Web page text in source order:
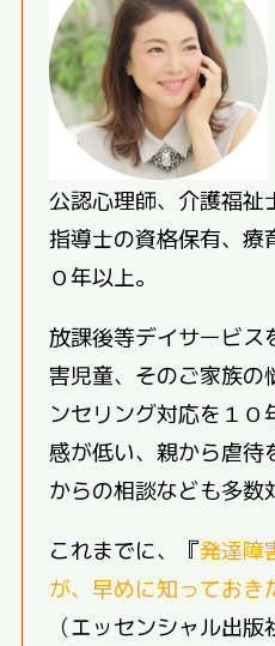
公認心理師、介護福祉
指導士の資格保有、療
０年以上。
放課後等デイサービス
害児童、そのご家族の
ンセリング対応を１
感が低い、親から虐待
からの相談なども多数
これまでに、『発達障
が、早めに知っておき
（エッセンシャル出